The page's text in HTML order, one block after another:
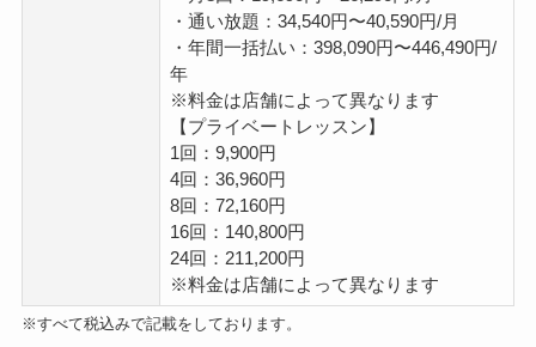
・通い放題：34,540円〜40,590円/月
・年間一括払い：398,090円〜446,490円/
年
※料金は店舗によって異なります
【プライベートレッスン】
1回：9,900円
4回：36,960円
8回：72,160円
16回：140,800円
24回：211,200円
※料金は店舗によって異なります
※すべて税込みで記載をしております。